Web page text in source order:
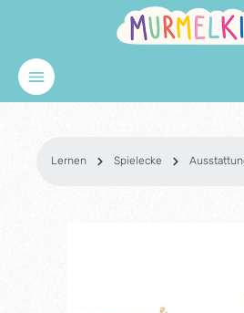
Zum Hauptinhalt springen
Lernen Spielecke